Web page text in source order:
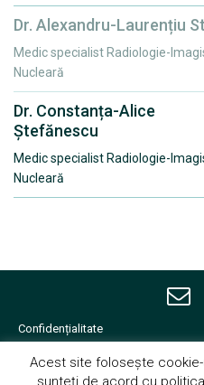
Dr. Alexandru-Laurențiu
Medic specialist Radiologie-
Nucleară
Dr. Constanța-Alice
Ștefănescu
Medic specialist Radiologie-
Nucleară
Confidențialitate
Cookies
Acest site folosește cookie-
sunteți de acord cu